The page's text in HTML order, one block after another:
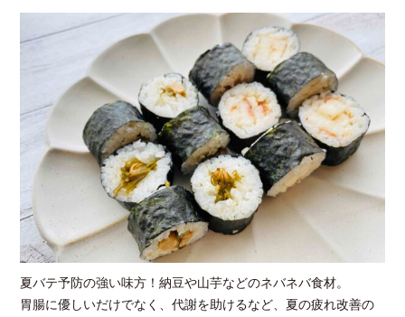
夏バテ予防の強い味方！納豆や山芋などのネバネバ食材。
胃腸に優しいだけでなく、代謝を助けるなど、夏の疲れ改善の